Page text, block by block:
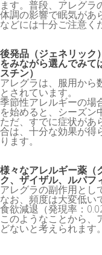
ます。普段、アレグラ
体調の影響で眠気があ
などには十分ご注意く
後発品（ジェネリック
をみながら選んでみて
スチン）
アレグラは、服用から
とされています。
季節性アレルギーの場
を始めると、シーズン
ただ、すでに症状があ
合は、十分な効果が得
ります。
様々なアレルギー薬（
ク、ザイザル、ルパフ
アレグラの副作用とし
なお、頻度は大変低い
食欲減退（発現率：
このようなことから、
どないと考えられます。